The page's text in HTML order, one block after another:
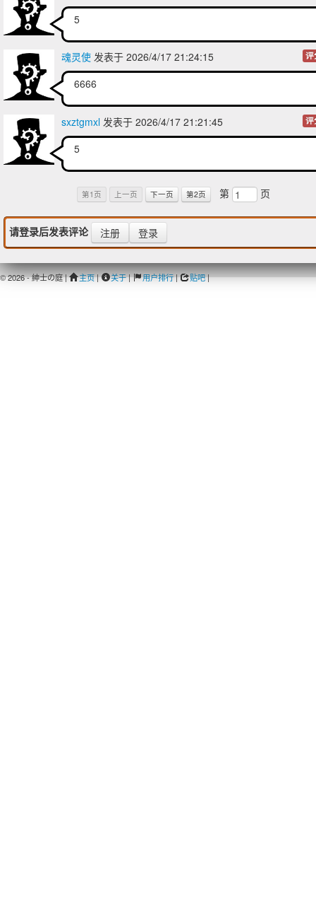
5
魂灵使 发表于 2026/4/17 21:24:15 评
6666
sxztgmxl 发表于 2026/4/17 21:21:45 评
5
第1页 上一页 下一页 第2页 第 页
请登录后发表评论 注册 登录
© 2026 - 紳士の庭 | 主页| 关于| 用户排行| 贴吧|